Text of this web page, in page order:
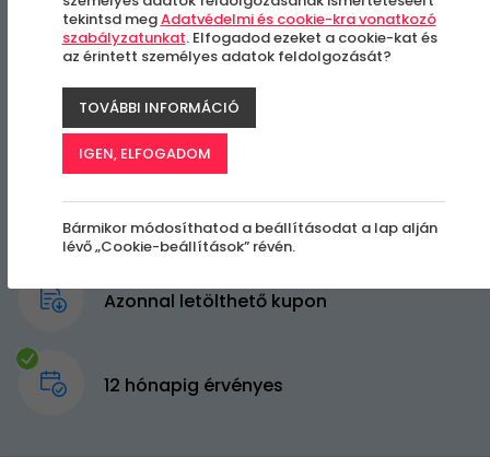
Azonnal letölthető kupon
12 hónapig érvényes
tekintsd megAdatvédelmi és cookie-kra vonatkozó
szabályzatunkat. Elfogadod ezeket a cookie-kat és
az érintett személyes adatok feldolgozását?
TOVÁBBI INFORMÁCIÓ
IGEN, ELFOGADOM
Bármikor módosíthatod a beállításodat a lap alján
lévő „Cookie-beállítások” révén.